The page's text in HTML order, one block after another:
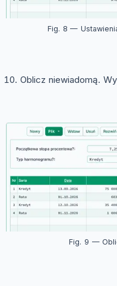
Fig. 8 —
Oblicz niewiadomą.
Fig. 9 —